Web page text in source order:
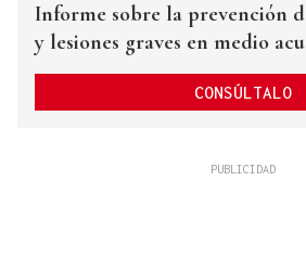
Informe sobre la prevención
y lesiones graves en medio
CONSÚLTALO